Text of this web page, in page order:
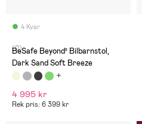
4 Kvar
(0)
BeSafe Beyond² Bilbarnstol,
Dark Sand Soft Breeze
4 995 kr
Rek pris: 6 399 kr